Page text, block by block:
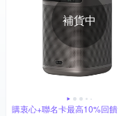
補貨中
購衷心+聯名卡最高10%回饋